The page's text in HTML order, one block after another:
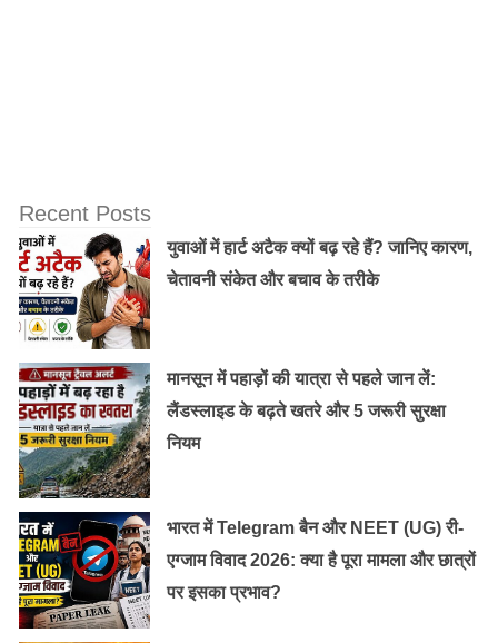
नागिन झील ज़बरवान पर्वत के तल पर स्थित है। यह प्रसिद्ध डल
झील का एक हिस्सा है। झील के चारों ओर विलो के पेड़ और चिनार6
के पेड़ हैं। हालांकि डल झील की तुलना में झील छोटी है, लेकिन यह
शांत और अच्छी है। जगह की शांति, चारों ओर उड़ते हुए पक्षी और
सुंदर सूर्यास्त वातावरण में जादू बिखेरते हैं।
Recent Posts
युवाओं में हार्ट अटैक क्यों बढ़ रहे हैं? जानिए कारण,
चेतावनी संकेत और बचाव के तरीके
मानसून में पहाड़ों की यात्रा से पहले जान लें:
लैंडस्लाइड के बढ़ते खतरे और 5 जरूरी सुरक्षा
नियम
भारत में Telegram बैन और NEET (UG) री-
एग्जाम विवाद 2026: क्या है पूरा मामला और छात्रों
पर इसका प्रभाव?